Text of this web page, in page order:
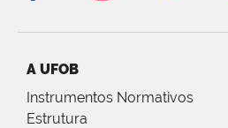
A UFOB
Instrumentos Normativos
Estrutura